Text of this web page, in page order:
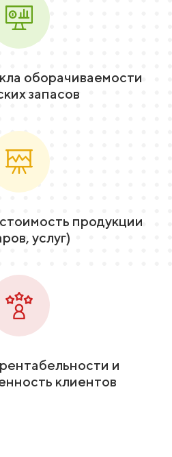
оборачиваемости
запасов
продукции
услуг)
и
клиентов